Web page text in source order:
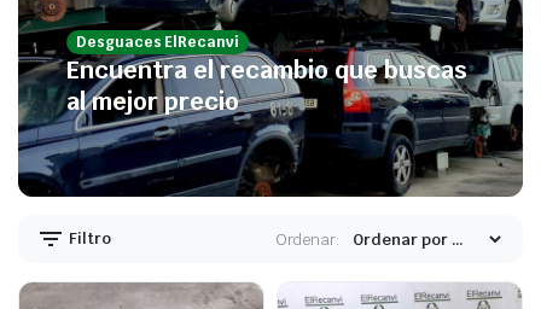
Desguaces ElRecanvi
Encuentra el recambio que buscas
al mejor precio
Filtro Ordenar: